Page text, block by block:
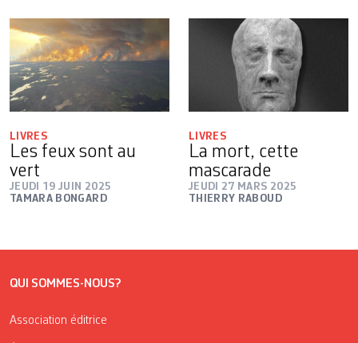
LIVRES
Les feux sont au
vert
JEUDI 19 JUIN 2025
TAMARA BONGARD
LIVRES
La mort, cette
mascarade
JEUDI 27 MARS 2025
THIERRY RABOUD
QUI SOMMES-NOUS?
Association éditrice